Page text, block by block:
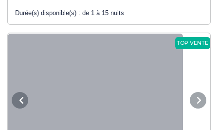
Durée(s) disponible(s) : de 1 à 15 nuits
TOP VENTE